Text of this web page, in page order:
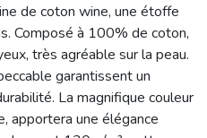
de coton wine, une étoffe
Composé à 100% de coton,
très agréable sur la peau.
garantissent un
La magnifique couleur
apportera une élégance